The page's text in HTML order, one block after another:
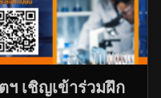
ฯ เชิญเข้าร่วมฝึก